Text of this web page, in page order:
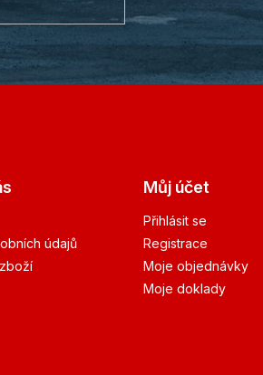
údajů
Můj účet
Přihlásit se
Registrace
Moje objednávky
Moje doklady